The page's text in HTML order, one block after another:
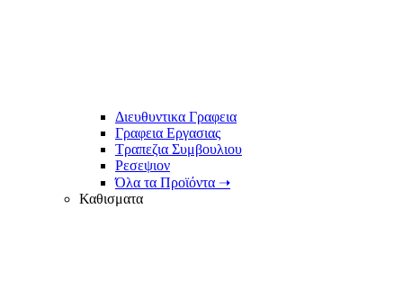
Διευθυντικα Γραφεια
Γραφεια Εργασιας
Τραπεζια Συμβουλιου
Ρεσεψιον
Όλα τα Προϊόντα ➝
Καθισματα